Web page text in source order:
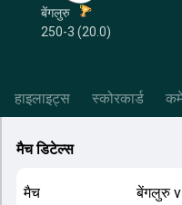
बेंगलुरु
250-3 (20.0)
हाइलाइट्स स्कोरकार्ड
मैच डिटेल्स
मैच बेंगलुरु